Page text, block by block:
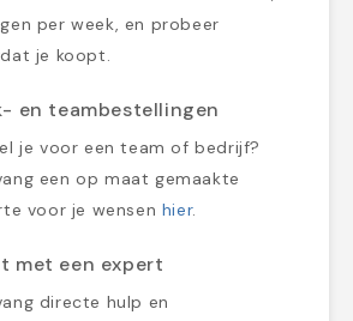
per week, en probeer
je koopt.
en teambestellingen
je voor een team of bedrijf?
een op maat gemaakte
voor je wensen hier.
met een expert
directe hulp en